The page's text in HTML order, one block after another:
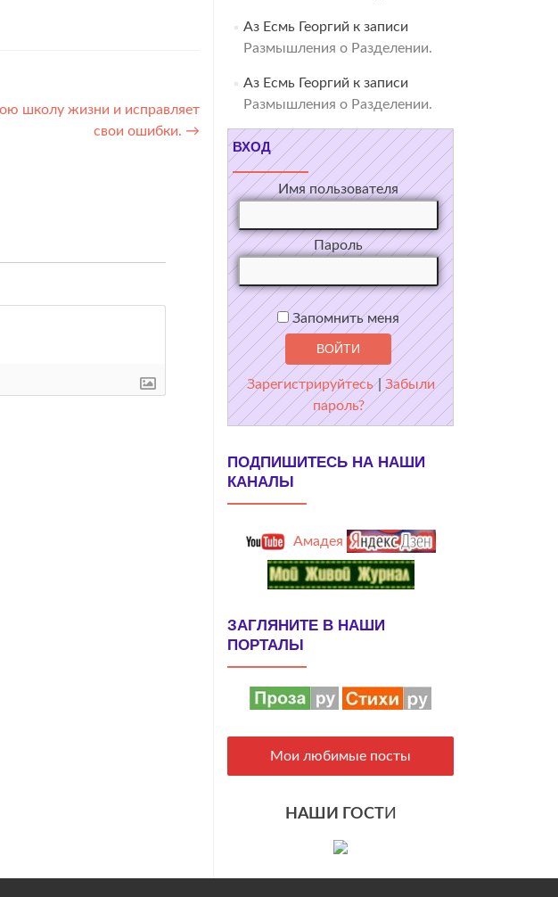
школу жизни и исправляет
свои ошибки. →
Аз Есмь Георгий к записи
Размышления о Разделении.
Аз Есмь Георгий к записи
Размышления о Разделении.
ВХОД
Имя пользователя
Пароль
Запомнить меня
Зарегистрируйтесь | Забыли
пароль?
ПОДПИШИТЕСЬ НА НАШИ
КАНАЛЫ
Амадея
ЗАГЛЯНИТЕ В НАШИ
ПОРТАЛЫ
Мои любимые посты
НАШИ ГОСТИ